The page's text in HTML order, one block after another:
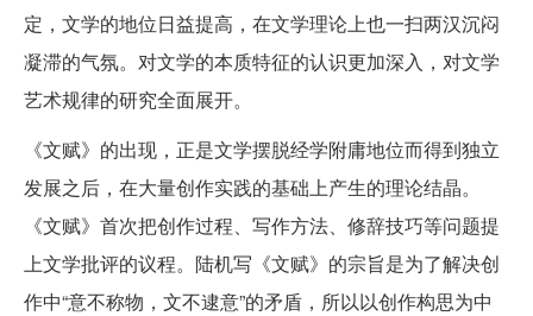
定，文学的地位日益提高，在文学理论上也一扫两汉沉闷
凝滞的气氛。对文学的本质特征的认识更加深入，对文学
艺术规律的研究全面展开。
《文赋》的出现，正是文学摆脱经学附庸地位而得到独立
发展之后，在大量创作实践的基础上产生的理论结晶。
《文赋》首次把创作过程、写作方法、修辞技巧等问题提
上文学批评的议程。陆机写《文赋》的宗旨是为了解决创
作中“意不称物，文不逮意”的矛盾，所以以创作构思为中